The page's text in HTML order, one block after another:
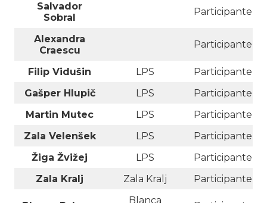
Salvador
Sobral
Participante
Alexandra
Craescu
Participante
Filip Vidušin LPS
Participante
Gašper Hlupič
LPS
Participante
Martin Mutec
LPS
Participante
Zala Velenšek
LPS
Participante
Žiga Žvižej
LPS
Participante
Zala Kralj
Zala Kralj Participante
Blanca